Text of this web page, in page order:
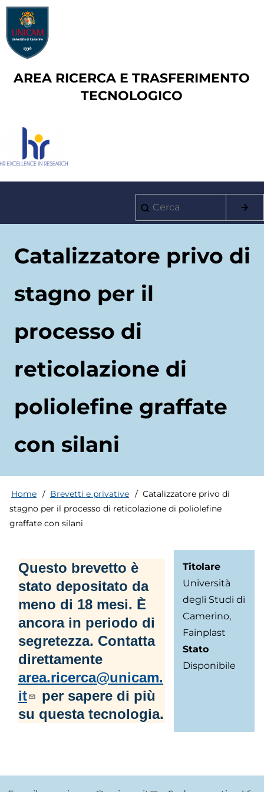
Salta
contenuto
principale
AREA RICERCA E TRASFERIMENTO
TECNOLOGICO
Cerca
Catalizzatore privo di
stagno per il
processo di
reticolazione di
poliolefine graffate
con silani
Briciole
di
pane
Home Brevetti e privative
Catalizzatore privo di
stagno per il processo di reticolazione di poliolefine
graffate con silani
Questo brevetto è
stato depositato da
meno di 18 mesi. È
ancora in periodo di
segretezza. Contatta
direttamente
area.ricerca@unicam.
it
per sapere di più
su questa tecnologia.
Titolare
Università
degli Studi di
Camerino,
Fainplast
Stato
Disponibile